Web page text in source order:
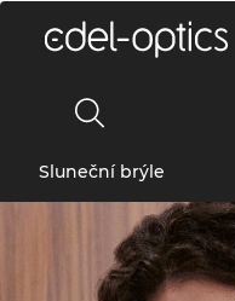
Sluneční brýle